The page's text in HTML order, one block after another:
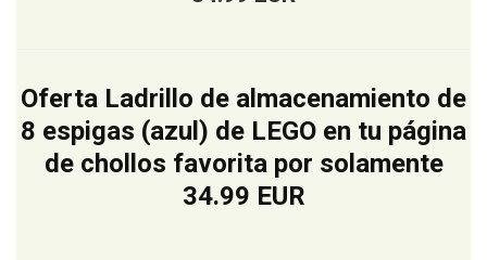
Oferta Ladrillo de almacenamiento de
8 espigas (azul) de LEGO en tu página
de chollos favorita por solamente
34.99 EUR